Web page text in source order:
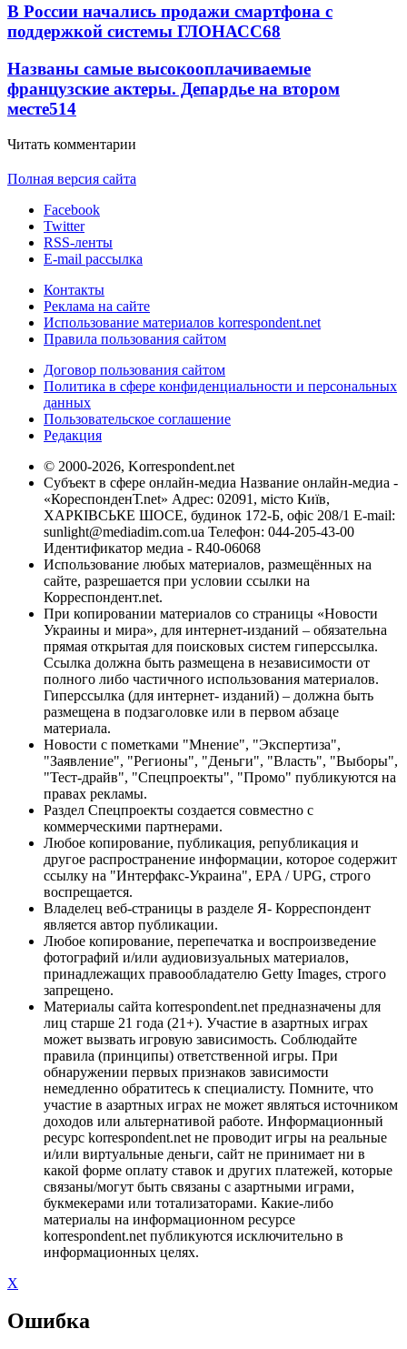
В России начались продажи смартфона с
поддержкой системы ГЛОНАСС68
Названы самые высокооплачиваемые
французские актеры. Депардье на втором
месте514
Читать комментарии
Полная версия сайта
Facebook
Twitter
RSS-ленты
E-mail рассылка
Контакты
Реклама на сайте
Использование материалов korrespondent.net
Правила пользования сайтом
Договор пользования сайтом
Политика в сфере конфиденциальности и персональных
данных
Пользовательское соглашение
Редакция
© 2000-2026, Korrespondent.net
Субъект в сфере онлайн-медиа Название онлайн-медиа -
«КореспонденТ.net» Адрес: 02091, місто Київ,
ХАРКІВСЬКЕ ШОСЕ, будинок 172-Б, офіс 208/1 E-mail:
sunlight@mediadim.com.ua Телефон: 044-205-43-00
Идентификатор медиа - R40-06068
Использование любых материалов, размещённых на
сайте, разрешается при условии ссылки на
Корреспондент.net.
При копировании материалов со страницы «Новости
Украины и мира», для интернет-изданий – обязательна
прямая открытая для поисковых систем гиперссылка.
Ссылка должна быть размещена в независимости от
полного либо частичного использования материалов.
Гиперссылка (для интернет- изданий) – должна быть
размещена в подзаголовке или в первом абзаце
материала.
Новости с пометками "Мнение", "Экспертиза",
"Заявление", "Регионы", "Деньги", "Власть", "Выборы",
"Тест-драйв", "Спецпроекты", "Промо" публикуются на
правах рекламы.
Раздел Спецпроекты создается совместно с
коммерческими партнерами.
Любое копирование, публикация, републикация и
другое распространение информации, которое содержит
ссылку на "Интерфакс-Украина", EPA / UPG, строго
воспрещается.
Владелец веб-страницы в разделе Я- Корреспондент
является автор публикации.
Любое копирование, перепечатка и воспроизведение
фотографий и/или аудиовизуальных материалов,
принадлежащих правообладателю Getty Images, строго
запрещено.
Материалы сайта korrespondent.net предназначены для
лиц старше 21 года (21+). Участие в азартных играх
может вызвать игровую зависимость. Соблюдайте
правила (принципы) ответственной игры. При
обнаружении первых признаков зависимости
немедленно обратитесь к специалисту. Помните, что
участие в азартных играх не может являться источником
доходов или альтернативой работе. Информационный
ресурс korrespondent.net не проводит игры на реальные
и/или виртуальные деньги, сайт не принимает ни в
какой форме оплату ставок и других платежей, которые
связаны/могут быть связаны с азартными играми,
букмекерами или тотализаторами. Какие-либо
материалы на информационном ресурсе
korrespondent.net публикуются исключительно в
информационных целях.
X
Ошибка